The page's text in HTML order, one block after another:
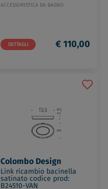
ACCESSORISTICA DA BAGNO
DETTAGLI € 110,00
Colombo Design
Link ricambio bacinella
satinato codice prod:
B24510-VAN